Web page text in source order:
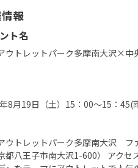
報
ト名
ウトレットパーク多摩南大沢×中
8月19日（土）15：00～15：45(
ウトレットパーク多摩南大沢
京都八王子市南大沢1-600） アク